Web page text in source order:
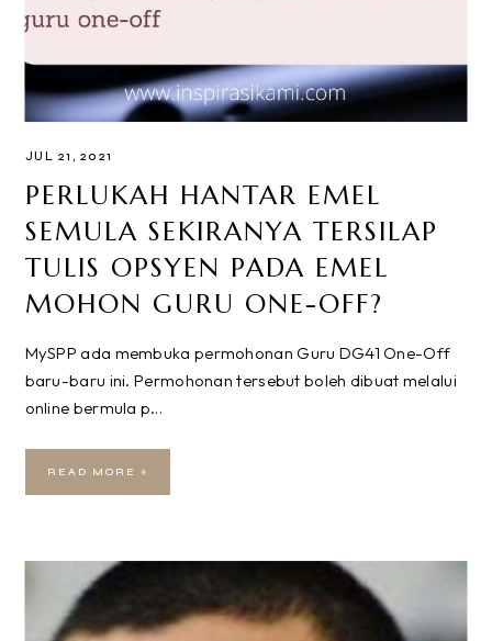
JUL 21, 2021
PERLUKAH HANTAR EMEL
SEMULA SEKIRANYA TERSILAP
TULIS OPSYEN PADA EMEL
MOHON GURU ONE-OFF?
MySPP ada membuka permohonan Guru DG41 One-Off
baru-baru ini. Permohonan tersebut boleh dibuat melalui
online bermula p…
READ MORE »